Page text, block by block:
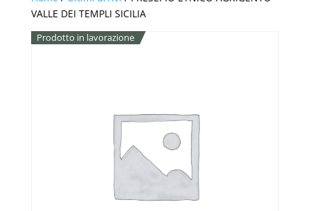
VALLE DEI TEMPLI SICILIA
Prodotto in lavorazione